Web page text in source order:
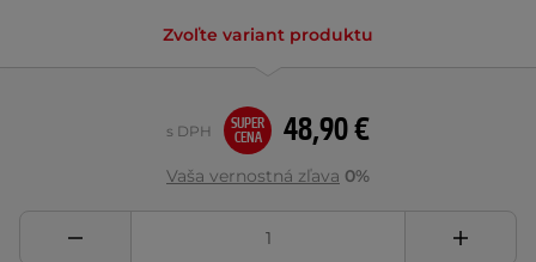
Zvoľte variant produktu
48,90 €
s DPH
SUPER
CENA
Vaša vernostná zľava 0%